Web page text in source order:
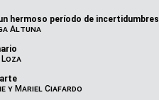
hermoso período de incertidumbres
Altuna
y Mariel Ciafardo